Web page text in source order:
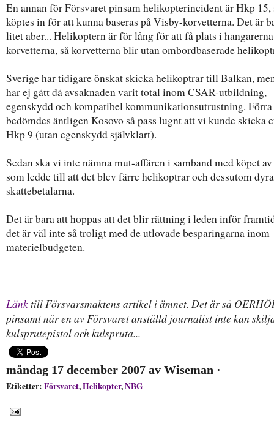
En annan för Försvaret pinsam helikopterincident är Hkp 15,
köptes in för att kunna baseras på Visby-korvetterna. Det är
litet aber... Helikoptern är för lång för att få plats i
korvetterna, så korvetterna blir utan ombordbaserade
Sverige har tidigare önskat skicka helikoptrar till Balkan,
har ej gått då avsaknaden varit total inom CSAR-utbildning,
egenskydd och kompatibel kommunikationsutrustning. Förra
bedömdes äntligen Kosovo så pass lugnt att vi kunde skicka
Hkp 9 (utan egenskydd självklart).
Sedan ska vi inte nämna mut-affären i samband med köpet
som ledde till att det blev färre helikoptrar och dessutom
skattebetalarna.
Det är bara att hoppas att det blir rättning i leden inför
det är väl inte så troligt med de utlovade besparingarna inom
materielbudgeten.
Länktill Försvarsmaktens artikel i ämnet. Det är så
pinsamt när en av Försvaret anställd journalist inte kan
kulsprutepistol och kulspruta...
måndag 17 december 2007 av Wiseman ·
Etiketter: Försvaret,Helikopter,NBG